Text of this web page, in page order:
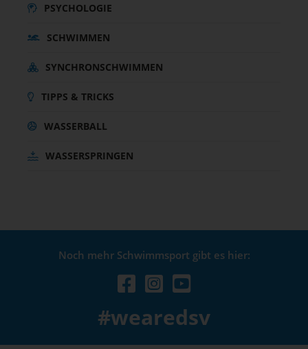
PSYCHOLOGIE
SCHWIMMEN
SYNCHRONSCHWIMMEN
TIPPS & TRICKS
WASSERBALL
WASSERSPRINGEN
Noch mehr Schwimmsport gibt es hier:
#wearedsv